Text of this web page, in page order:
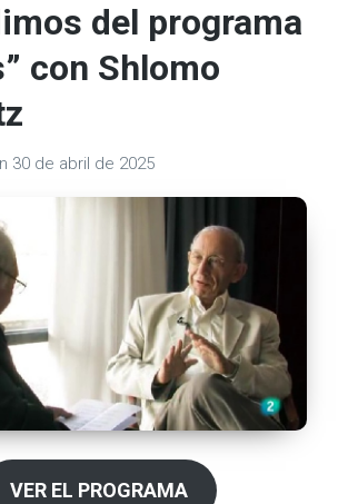
del programa
con Shlomo
30 de abril de 2025
VER EL PROGRAMA